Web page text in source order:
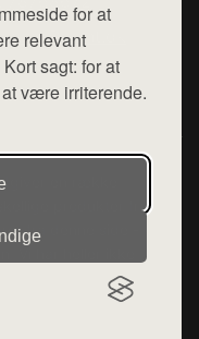
for at
relevant
sagt: for at
være irriterende.
hej@want.dk
og privatlivspolitik
en række
produkter fra
fra denne side - vi
Vi har heller ikke